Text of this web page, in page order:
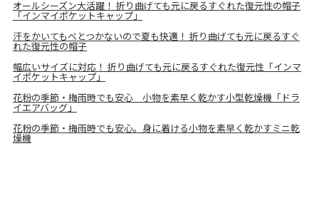
オールシーズン大活躍！ 折り曲げても元に戻るすぐれた復元性の帽子
「インマイポケットキャップ」
汗をかいてもべとつかないので夏も快適！ 折り曲げても元に戻るすぐ
れた復元性の帽子
幅広いサイズに対応！ 折り曲げても元に戻るすぐれた復元性「インマ
イポケットキャップ」
花粉の季節・梅雨時でも安心 小物を素早く乾かす小型乾燥機「ドラ
イエアバッグ」
花粉の季節・梅雨時でも安心。身に着ける小物を素早く乾かすミニ乾
燥機